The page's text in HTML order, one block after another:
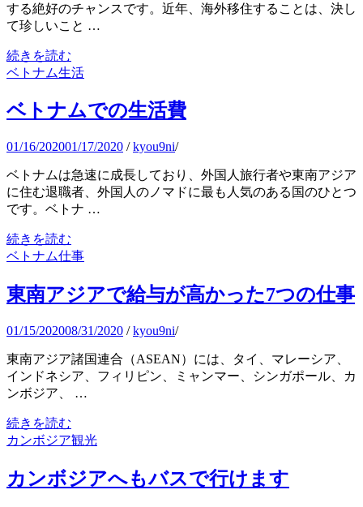
する絶好のチャンスです。近年、海外移住することは、決し
て珍しいこと …
続きを読む
ベトナム生活
ベトナムでの生活費
01/16/202001/17/2020 /kyou9ni/
ベトナムは急速に成長しており、外国人旅行者や東南アジア
に住む退職者、外国人のノマドに最も人気のある国のひとつ
です。ベトナ …
続きを読む
ベトナム仕事
東南アジアで給与が高かった7つの仕事
01/15/202008/31/2020 /kyou9ni/
東南アジア諸国連合（ASEAN）には、タイ、マレーシア、
インドネシア、フィリピン、ミャンマー、シンガポール、カ
ンボジア、 …
続きを読む
カンボジア観光
カンボジアへもバスで行けます